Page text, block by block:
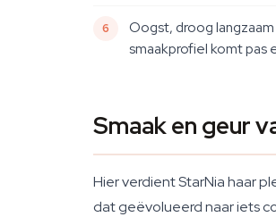
Oogst, droog
smaakprofiel komt pas
Smaak en geur
Hier verdient StarNia haar
dat geëvolueerd naar iets